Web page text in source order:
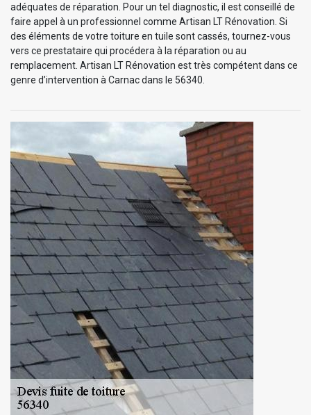
adéquates de réparation. Pour un tel diagnostic, il est conseillé de
faire appel à un professionnel comme Artisan LT Rénovation. Si
des éléments de votre toiture en tuile sont cassés, tournez-vous
vers ce prestataire qui procédera à la réparation ou au
remplacement. Artisan LT Rénovation est très compétent dans ce
genre d’intervention à Carnac dans le 56340.